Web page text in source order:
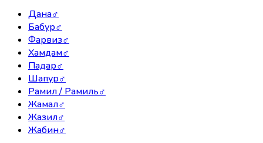
Дана♂
Бабур♂
Фарвиз♂
Хамдам♂
Падар♂
Шапур♂
Рамил / Рамиль♂
Жамал♂
Жазил♂
Жабин♂